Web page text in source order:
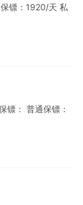
镖：1920/天 私
镖： 普通保镖：